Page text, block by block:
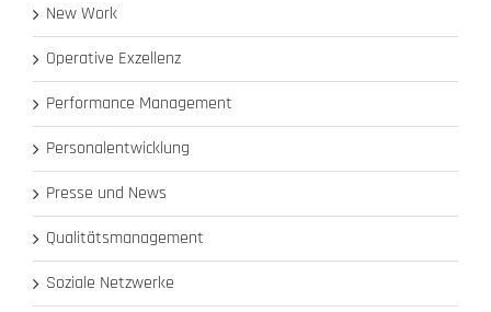
New Work
Operative Exzellenz
Performance Management
Personalentwicklung
Presse und News
Qualitätsmanagement
Soziale Netzwerke